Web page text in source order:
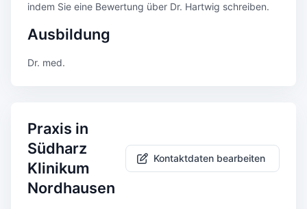
indem Sie eine Bewertung über Dr. Hartwig schreiben.
Ausbildung
Dr. med.
Praxis in
Südharz
Klinikum
Nordhausen
Kontaktdaten bearbeiten